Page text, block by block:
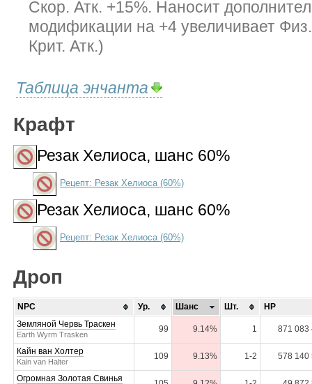
Скор. Атк. +15%. Наносит
модификации на +4 увеличивает
Крит. Атк.)
Таблица энчанта
Крафт
Резак Хелиоса, шанс 60%
Рецепт: Резак Хелиоса (60%)
Резак Хелиоса, шанс 60%
Рецепт: Резак Хелиоса (60%)
Дроп
NPC Ур. Шанс Шт.
HP
Земляной Червь Траскен
Earth Wyrm Trasken
99 9.14% 1 871 083
Кайн ван Холтер
Kain van Halter
109 9.13% 1-2 578 140
Огромная Золотая Свинья